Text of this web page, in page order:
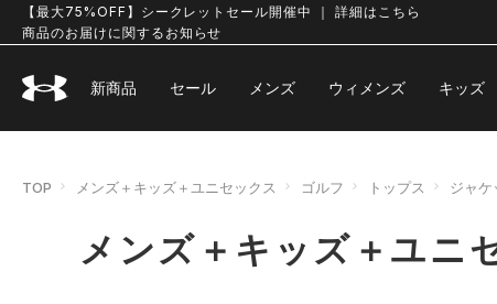
【最大75%OFF】シークレットセール開催中 ｜ 詳細はこちら
商品のお届けに関するお知らせ
新商品 セール メンズ ウィメンズ キッズ
TOP メンズ＋キッズ＋ユニセックス ゴルフ トップス ジャケ
メンズ＋キッズ＋ユニ